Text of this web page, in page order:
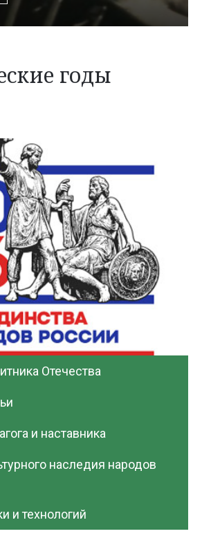
годы
Отечества
и наставника
наследия народов
и технологий